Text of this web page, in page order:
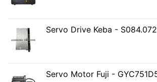
Servo Drive Keba -
Servo Motor Fuji -